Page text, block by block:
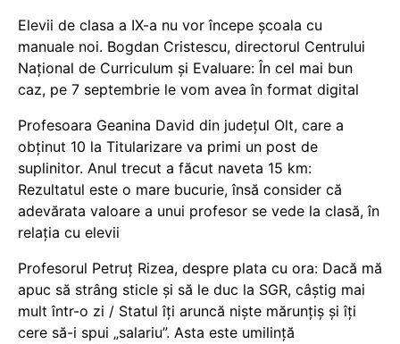
Elevii de clasa a IX-a nu vor începe școala cu
manuale noi. Bogdan Cristescu, directorul Centrului
Național de Curriculum și Evaluare: În cel mai bun
caz, pe 7 septembrie le vom avea în format digital
Profesoara Geanina David din județul Olt, care a
obținut 10 la Titularizare va primi un post de
suplinitor. Anul trecut a făcut naveta 15 km:
Rezultatul este o mare bucurie, însă consider că
adevărata valoare a unui profesor se vede la clasă, în
relația cu elevii
Profesorul Petruț Rizea, despre plata cu ora: Dacă mă
apuc să strâng sticle și să le duc la SGR, câștig mai
mult într-o zi / Statul îți aruncă niște mărunțiș și îți
cere să-i spui „salariu”. Asta este umilință